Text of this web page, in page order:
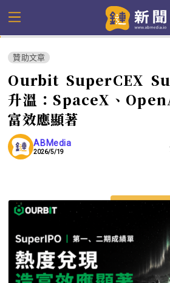
贊助文章
Ourbit SuperCEX
升溫：SpaceX、
富效應顯著
ABMedia
2026/5/19